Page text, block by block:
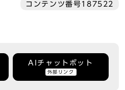
コンテンツ番号187522
AIチャットボット
外部リンク